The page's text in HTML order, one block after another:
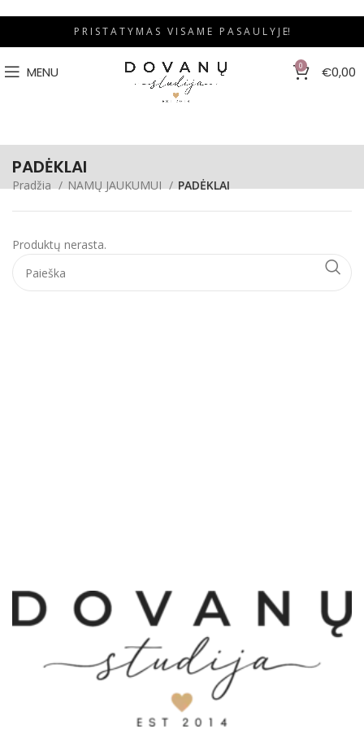
P R I S T A T Y M A S V I S A M E P A S A U L Y J E!
MENU 0 €0,00
PADĖKLAI
Pradžia NAMŲ JAUKUMUI PADĖKLAI
Produktų nerasta.